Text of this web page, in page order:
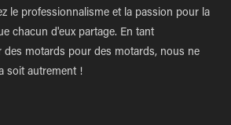
le professionnalisme et la passion pour la
chacun d'eux partage. En tant
des motards pour des motards, nous ne
soit autrement !